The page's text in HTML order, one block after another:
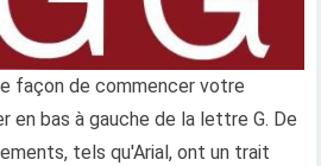
façon de commencer votre
en bas à gauche de la lettre G. De
tels qu'Arial, ont un trait